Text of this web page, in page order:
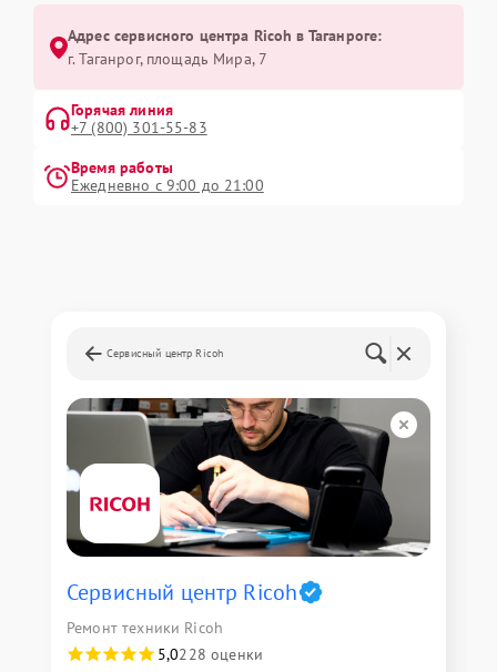
Адрес сервисного центра Ricoh в Таганроге:
г. Таганрог, площадь Мира, 7
Горячая линия
+7 (800) 301-55-83
Время работы
Ежедневно с 9:00 до 21:00
Сервисный центр Ricoh
Сервисный центр Ricoh
Ремонт техники Ricoh
5,0228 оценки